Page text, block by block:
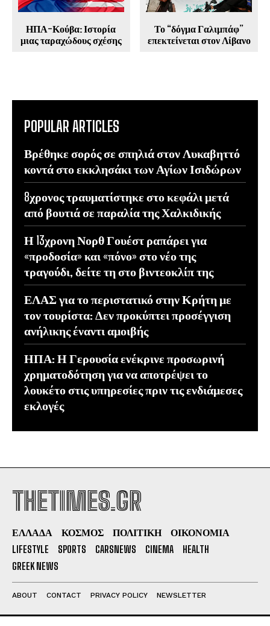
ΗΠΑ-Κούβα: Ιστορία
μιας ταραχώδους σχέσης
Το “δόγμα Γαλιμπάφ”
επεκτείνεται στον Λίβανο
POPULAR ARTICLES
Βρέθηκε σορός σε σπηλιά στον Λυκαβηττό
κοντά στο εκκλησάκι των Αγίων Ισιδώρων
8χρονος τραυματίστηκε στο κεφάλι μετά
από βουτιά σε παραλία της Χαλκιδικής
Η 13χρονη Νορθ Γουέστ ραπάρει για
«προδοσία» και «πόνο» στο νέο της
τραγούδι, δείτε τη στο βιντεοκλίπ της
ΕΛΑΣ για το περιστατικό στην Κρήτη με
τον τουρίστα: Δεν προκύπτει προσέγγιση
ανήλικης έναντι αμοιβής
ΗΠΑ: Η Γερουσία ενέκρινε προσωρινή
χρηματοδότηση για να αποτρέψει το
λουκέτο στις υπηρεσίες πριν τις ενδιάμεσες
εκλογές
THETIMES.GR
ΕΛΛΑΔΑ ΚΟΣΜΟΣ ΠΟΛΙΤΙΚΗ
ΟΙΚΟΝΟΜΙΑ
LIFESTYLE
SPORTS CARSNEWS CINEMA
HEALTH
GREEK NEWS
ABOUT CONTACT PRIVACY POLICY NEWSLETTER